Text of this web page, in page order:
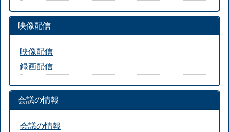
映像配信
映像配信
録画配信
会議の情報
会議の情報